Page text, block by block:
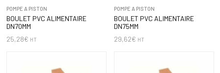
POMPE A PISTON
BOULET PVC ALIMENTAIRE
DN70MM
25,28€ HT
POMPE A PISTON
BOULET PVC ALIMENTAIRE
DN75MM
29,62€ HT